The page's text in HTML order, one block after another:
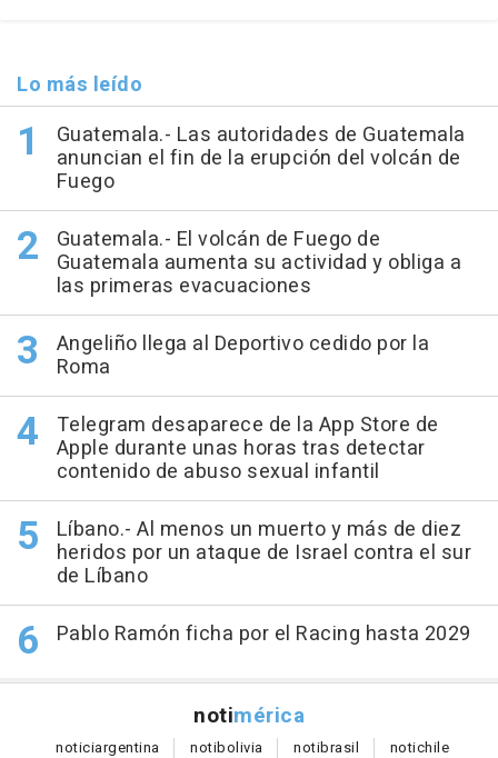
Lo más leído
Guatemala.- Las autoridades de Guatemala
anuncian el fin de la erupción del volcán de
Fuego
Guatemala.- El volcán de Fuego de
Guatemala aumenta su actividad y obliga a
las primeras evacuaciones
Angeliño llega al Deportivo cedido por la
Roma
Telegram desaparece de la App Store de
Apple durante unas horas tras detectar
contenido de abuso sexual infantil
Líbano.- Al menos un muerto y más de diez
heridos por un ataque de Israel contra el sur
de Líbano
Pablo Ramón ficha por el Racing hasta 2029
notimérica
noticiargentina notibolivia notibrasil notichile